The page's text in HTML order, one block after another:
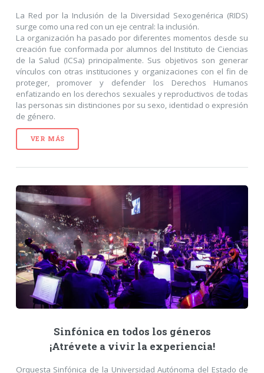
La Red por la Inclusión de la Diversidad Sexogenérica (RIDS)
surge como una red con un eje central: la inclusión.
La organización ha pasado por diferentes momentos desde su
creación fue conformada por alumnos del Instituto de Ciencias
de la Salud (ICSa) principalmente. Sus objetivos son generar
vínculos con otras instituciones y organizaciones con el fin de
proteger, promover y defender los Derechos Humanos
enfatizando en los derechos sexuales y reproductivos de todas
las personas sin distinciones por su sexo, identidad o expresión
de género.
VER MÁS
Sinfónica en todos los géneros
¡Atrévete a vivir la experiencia!
Orquesta Sinfónica de la Universidad Autónoma del Estado de